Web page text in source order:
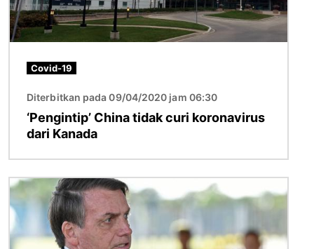
Covid-19
Diterbitkan pada 09/04/2020 jam 06:30
‘Pengintip’ China tidak curi koronavirus
dari Kanada
Imej